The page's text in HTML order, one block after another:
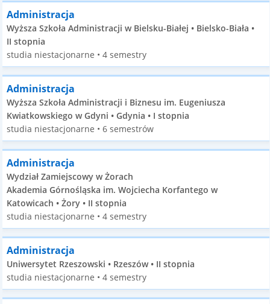
Administracja
Wyższa Szkoła Administracji w Bielsku-Białej • Bielsko-Biała •
II stopnia
studia niestacjonarne • 4 semestry
Administracja
Wyższa Szkoła Administracji i Biznesu im. Eugeniusza
Kwiatkowskiego w Gdyni • Gdynia • I stopnia
studia niestacjonarne • 6 semestrów
Administracja
Wydział Zamiejscowy w Żorach
Akademia Górnośląska im. Wojciecha Korfantego w
Katowicach • Żory • II stopnia
studia niestacjonarne • 4 semestry
Administracja
Uniwersytet Rzeszowski • Rzeszów • II stopnia
studia niestacjonarne • 4 semestry